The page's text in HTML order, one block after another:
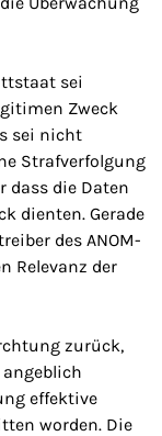
sei
Zweck
sei nicht
Strafverfolgung
dass die Daten
dienten. Gerade
des ANOM-
Relevanz der
zurück,
effektive
worden. Die